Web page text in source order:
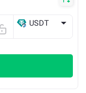
USDT